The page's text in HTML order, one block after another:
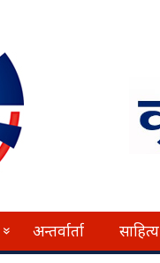
» अन्तर्वार्ता साहित्य